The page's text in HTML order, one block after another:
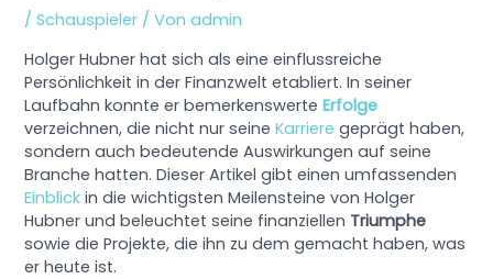
/Schauspieler / Vonadmin
Holger Hubner hat sich als eine einflussreiche
Persönlichkeit in der Finanzwelt etabliert. In seiner
Laufbahn konnte er bemerkenswerteErfolge
verzeichnen, die nicht nur seineKarriere geprägt haben,
sondern auch bedeutende Auswirkungen auf seine
Branche hatten. Dieser Artikel gibt einen umfassenden
Einblick in die wichtigsten Meilensteine von Holger
Hubner und beleuchtet seine finanziellen Triumphe
sowie die Projekte, die ihn zu dem gemacht haben, was
er heute ist.